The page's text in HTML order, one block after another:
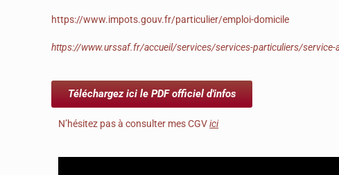
https://www.impots.gouv.fr/particulier/emploi-domicile
https://www.urssaf.fr/accueil/services/services-particuliers/service-
Téléchargez ici le PDF officiel d'infos
N’hésitez pas à consulter mes CGVici